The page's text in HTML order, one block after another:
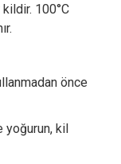
100°C
önce
yoğurun, kil